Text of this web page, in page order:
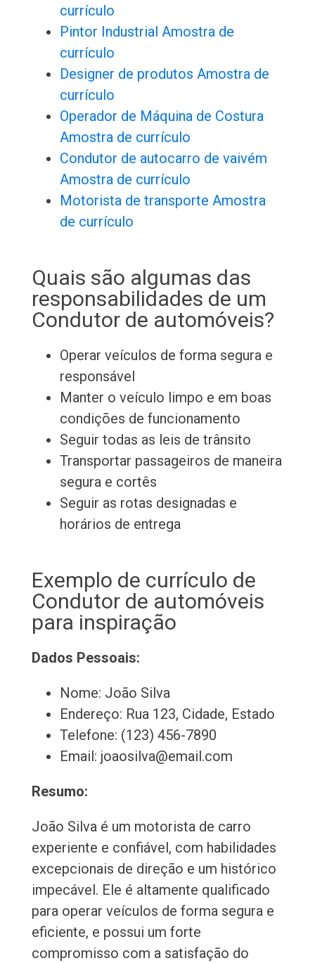
currículo
Pintor Industrial Amostra de
currículo
Designer de produtos Amostra de
currículo
Operador de Máquina de Costura
Amostra de currículo
Condutor de autocarro de vaivém
Amostra de currículo
Motorista de transporte Amostra
de currículo
Quais são algumas das
responsabilidades de um
Condutor de automóveis?
Operar veículos de forma segura e
responsável
Manter o veículo limpo e em boas
condições de funcionamento
Seguir todas as leis de trânsito
Transportar passageiros de maneira
segura e cortês
Seguir as rotas designadas e
horários de entrega
Exemplo de currículo de
Condutor de automóveis
para inspiração
Dados Pessoais:
Nome: João Silva
Endereço: Rua 123, Cidade, Estado
Telefone: (123) 456-7890
Email: joaosilva@email.com
Resumo:
João Silva é um motorista de carro
experiente e confiável, com habilidades
excepcionais de direção e um histórico
impecável. Ele é altamente qualificado
para operar veículos de forma segura e
eficiente, e possui um forte
compromisso com a satisfação do